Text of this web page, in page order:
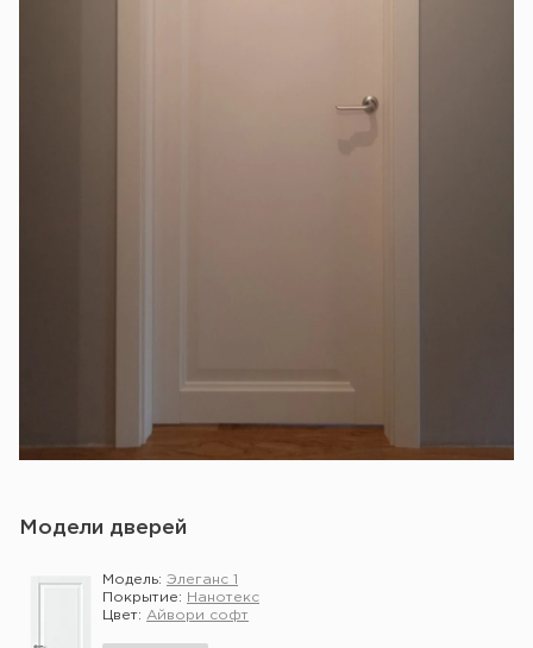
Модели дверей
Модель: Элеганс 1
Покрытие:
Нанотекс
Цвет: Айвори софт